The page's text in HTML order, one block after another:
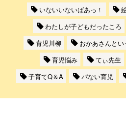
いないいないばあっ！
わたしが子どもだったころ
育児川柳
おかあさんとい
育児悩み
てぃ先生
子育てQ＆A
パない育児